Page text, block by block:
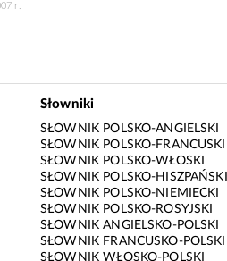
r.
Słowniki
SŁOWNIK POLSKO-ANGIELSKI
SŁOWNIK POLSKO-FRANCUSKI
SŁOWNIK POLSKO-WŁOSKI
SŁOWNIK POLSKO-HISZPAŃSKI
SŁOWNIK POLSKO-NIEMIECKI
SŁOWNIK POLSKO-ROSYJSKI
SŁOWNIK ANGIELSKO-POLSKI
SŁOWNIK FRANCUSKO-POLSKI
SŁOWNIK WŁOSKO-POLSKI